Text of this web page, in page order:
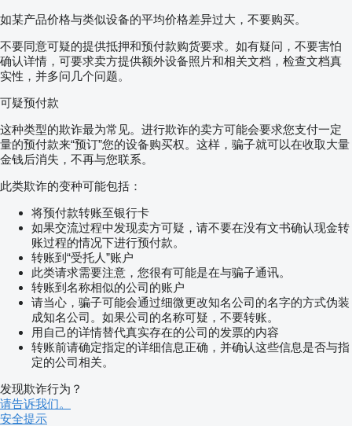
如某产品价格与类似设备的平均价格差异过大，不要购买。
不要同意可疑的提供抵押和预付款购货要求。如有疑问，不要害怕
确认详情，可要求卖方提供额外设备照片和相关文档，检查文档真
实性，并多问几个问题。
可疑预付款
这种类型的欺诈最为常见。进行欺诈的卖方可能会要求您支付一定
量的预付款来“预订”您的设备购买权。这样，骗子就可以在收取大量
金钱后消失，不再与您联系。
此类欺诈的变种可能包括：
将预付款转账至银行卡
如果交流过程中发现卖方可疑，请不要在没有文书确认现金转
账过程的情况下进行预付款。
转账到“受托人”账户
此类请求需要注意，您很有可能是在与骗子通讯。
转账到名称相似的公司的账户
请当心，骗子可能会通过细微更改知名公司的名字的方式伪装
成知名公司。如果公司的名称可疑，不要转账。
用自己的详情替代真实存在的公司的发票的内容
转账前请确定指定的详细信息正确，并确认这些信息是否与指
定的公司相关。
发现欺诈行为？
请告诉我们。
安全提示